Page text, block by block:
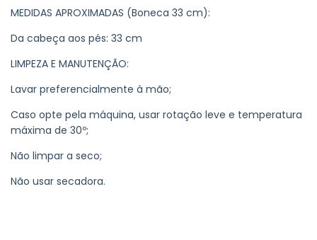
MEDIDAS APROXIMADAS (Boneca 33 cm):
Da cabeça aos pés: 33 cm
LIMPEZA E MANUTENÇÃO:
Lavar preferencialmente à mão;
Caso opte pela máquina, usar rotação leve e temperatura
máxima de 30º;
Não limpar a seco;
Não usar secadora.